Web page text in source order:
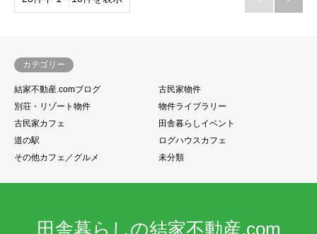
カテゴリー
結家不動産.comブログ
古民家物件
別荘・リゾート物件
物件ライブラリー
古民家カフェ
田舎暮らしイベント
道の駅
ログハウスカフェ
その他カフェ／グルメ
未分類
田舎暮らしの結家不動産.com